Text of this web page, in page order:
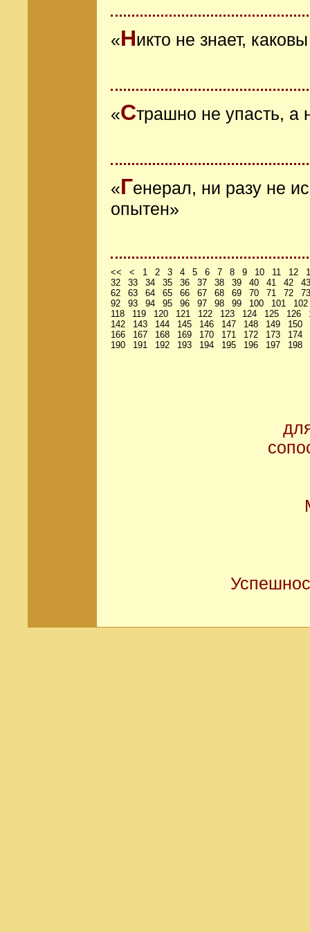
«Никто не знает,
«Страшно не упасть, а
«Генерал, ни разу не
опытен»
<< < 1 2 3 4 5 6 7 8 9 10 11 12
32
33 34 35 36 37 38 39 40 41 42
43
62
63 64 65 66 67 68 69 70 71 72
73
92
93 94 95 96 97 98 99 100 101
102
118
119 120 121 122 123 124 125 126
142
143 144 145 146 147 148 149
150
166
167 168 169 170 171 172 173
174
190
191 192 193 194 195 196 197 198